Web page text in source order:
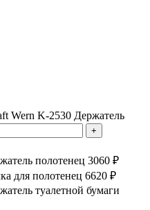
Wern K-2530 Держатель
полотенец 3060 ₽
для полотенец 6620 ₽
туалетной бумаги